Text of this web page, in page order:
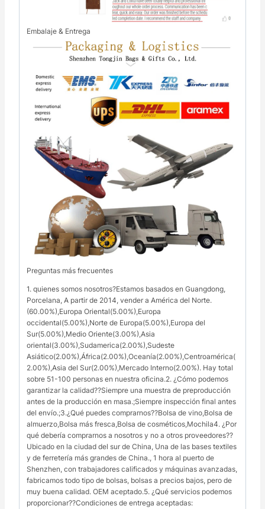
Embalaje & Entrega
Preguntas más frecuentes
1. quienes somos nosotros?Estamos basados ​​en Guangdong,
Porcelana, A partir de 2014, vender a América del Norte.
(60.00%),Europa Oriental(5.00%),Europa
occidental(5.00%),Norte de Europa(5.00%),Europa del
Sur(5.00%),Medio Oriente(3.00%),Asia
oriental(3.00%),Sudamerica(2.00%),Sudeste
Asiático(2.00%),África(2.00%),Oceanía(2.00%),Centroamérica(
2.00%),Asia del Sur(2.00%),Mercado Interno(2.00%). Hay total
sobre 51-100 personas en nuestra oficina.2. ¿Cómo podemos
garantizar la calidad??Siempre una muestra de preproducción
antes de la producción en masa.;Siempre inspección final antes
del envío.;3.¿Qué puedes comprarnos??Bolsa de vino,Bolsa de
almuerzo,Bolsa más fresca,Bolsa de cosméticos,Mochila4. ¿Por
qué debería comprarnos a nosotros y no a otros proveedores??
Ubicado en la ciudad del sur de China, Una de las bases textiles
y de ferretería más grandes de China., 1 hora al puerto de
Shenzhen, con trabajadores calificados y máquinas avanzadas,
fabricamos todo tipo de bolsas, bolsas a precios bajos, pero de
muy buena calidad. OEM aceptado.5. ¿Qué servicios podemos
proporcionar??Condiciones de entrega aceptadas: